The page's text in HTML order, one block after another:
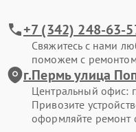
+7 (342) 248-63-
Свяжитесь с нами
поможем с
г.Пермь улица
Центральный офис:
Привозите
оформляйте ремонт